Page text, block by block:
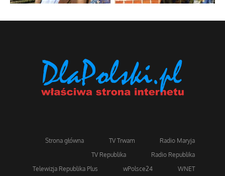
Strona główna TV Trwam
Radio Maryja
TV Republika
Radio Republika
Telewizja Republika Plus
wPolsce24
WNET